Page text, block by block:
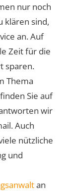
nur noch
klären sind,
an. Auf
Zeit für die
sparen.
Thema
Sie auf
wir
Auch
nützliche
und
an